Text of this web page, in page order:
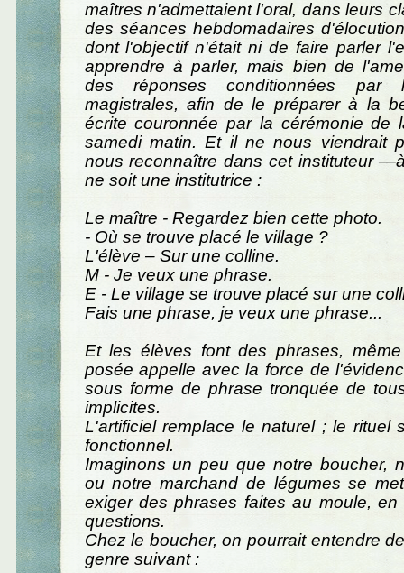
maîtres n'admettaient l'oral, dans leurs
des séances hebdomadaires
dont l'objectif n'était ni de faire parler
apprendre à parler, mais bien de
des réponses conditionnées par
magistrales, afin de le préparer à la
écrite couronnée par la cérémonie de
samedi matin. Et il ne nous viendrait
nous reconnaître dans cet instituteur
ne soit une institutrice :
Le maître - Regardez bien cette photo.
- Où se trouve placé le village ?
L'élève – Sur une colline.
M - Je veux une phrase.
E - Le village se trouve placé sur une
Fais une phrase, je veux une phrase...
Et les élèves font des phrases,
posée appelle avec la force de
sous forme de phrase tronquée de
implicites.
L'artificiel remplace le naturel ; le rituel
fonctionnel.
Imaginons un peu que notre boucher,
ou notre marchand de légumes se
exiger des phrases faites au moule,
questions.
Chez le boucher, on pourrait entendre
genre suivant :